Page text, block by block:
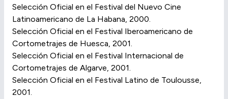
Selección Oficial en el Festival del Nuevo Cine
Latinoamericano de La Habana, 2000.
Selección Oficial en el Festival Iberoamericano de
Cortometrajes de Huesca, 2001.
Selección Oficial en el Festival Internacional de
Cortometrajes de Algarve, 2001.
Selección Oficial en el Festival Latino de Toulousse,
2001.